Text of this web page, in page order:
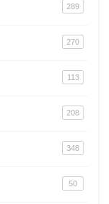
289
270
113
208
348
50